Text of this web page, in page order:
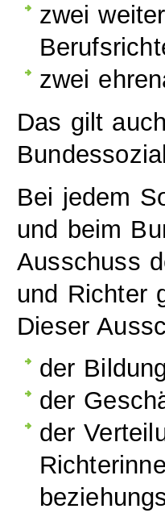
zwei
zwei
Das gilt
Bei jedem
und beim
Ausschuss
und Richter
Dieser
der
der
der